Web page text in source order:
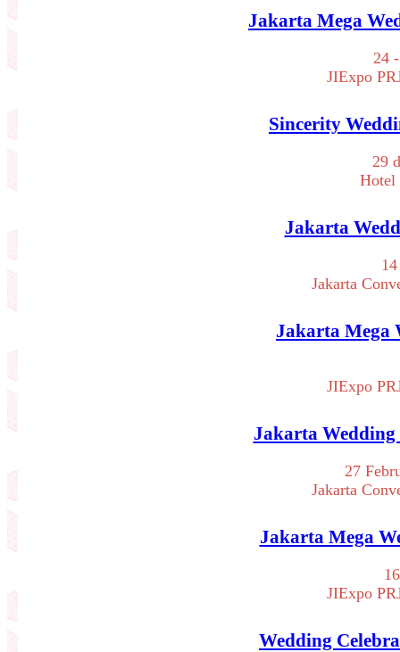
Jakarta Mega
24
JIExpo
Sincerity
29
Hotel
Jakarta
Jakarta
Jakarta Mega
JIExpo
Jakarta
27
Jakarta
Jakarta Mega
JIExpo
Wedding